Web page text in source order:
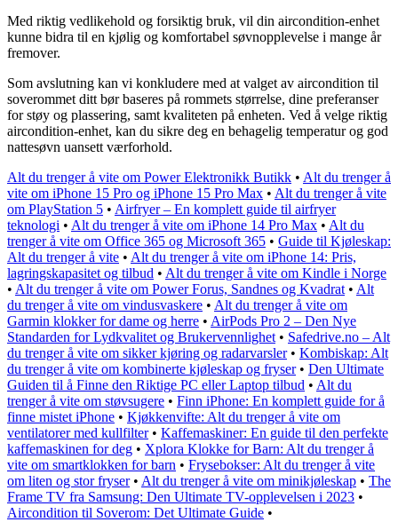
Med riktig vedlikehold og forsiktig bruk, vil din aircondition-enhet
kunne bidra til en kjølig og komfortabel søvnopplevelse i mange år
fremover.
Som avslutning kan vi konkludere med at valget av aircondition til
soverommet ditt bør baseres på rommets størrelse, dine preferanser
for støy og plassering, samt kvaliteten på enheten. Ved å velge riktig
aircondition-enhet, kan du sikre deg en behagelig temperatur og god
nattesøvn uansett værforhold.
Alt du trenger å vite om Power Elektronikk Butikk • Alt du trenger å
vite om iPhone 15 Pro og iPhone 15 Pro Max • Alt du trenger å vite
om PlayStation 5 • Airfryer – En komplett guide til airfryer
teknologi • Alt du trenger å vite om iPhone 14 Pro Max • Alt du
trenger å vite om Office 365 og Microsoft 365 • Guide til Kjøleskap:
Alt du trenger å vite • Alt du trenger å vite om iPhone 14: Pris,
lagringskapasitet og tilbud • Alt du trenger å vite om Kindle i Norge
• Alt du trenger å vite om Power Forus, Sandnes og Kvadrat • Alt
du trenger å vite om vindusvaskere • Alt du trenger å vite om
Garmin klokker for dame og herre • AirPods Pro 2 – Den Nye
Standarden for Lydkvalitet og Brukervennlighet • Safedrive.no – Alt
du trenger å vite om sikker kjøring og radarvarsler• Kombiskap: Alt
du trenger å vite om kombinerte kjøleskap og fryser• Den Ultimate
Guiden til å Finne den Riktige PC eller Laptop tilbud • Alt du
trenger å vite om støvsugere • Finn iPhone: En komplett guide for å
finne mistet iPhone • Kjøkkenvifte: Alt du trenger å vite om
ventilatorer med kullfilter• Kaffemaskiner: En guide til den perfekte
kaffemaskinen for deg • Xplora Klokke for Barn: Alt du trenger å
vite om smartklokken for barn • Frysebokser: Alt du trenger å vite
om liten og stor fryser• Alt du trenger å vite om minikjøleskap • The
Frame TV fra Samsung: Den Ultimate TV-opplevelsen i 2023 •
Aircondition til Soverom: Det Ultimate Guide •